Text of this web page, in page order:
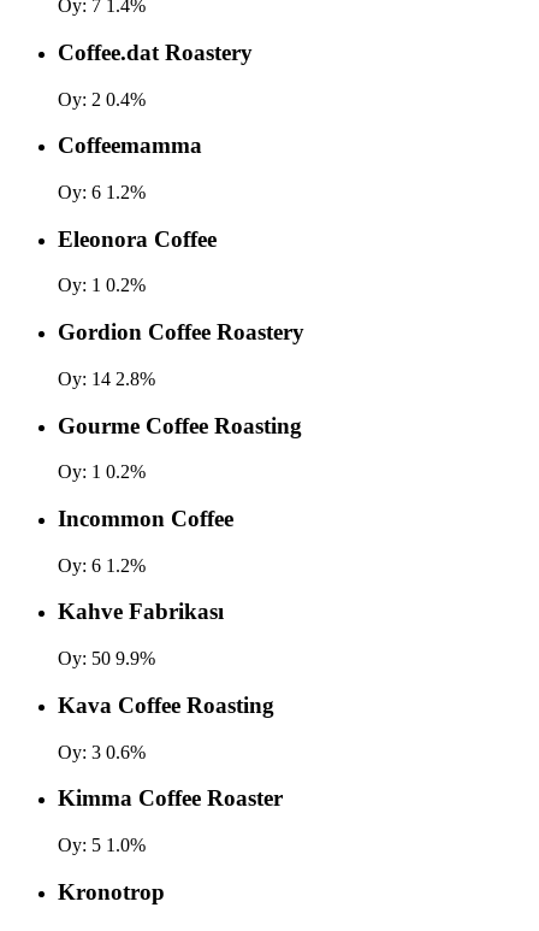
Oy: 7 1.4%
Coffee.dat Roastery
Oy: 2 0.4%
Coffeemamma
Oy: 6 1.2%
Eleonora Coffee
Oy: 1 0.2%
Gordion Coffee Roastery
Oy: 14 2.8%
Gourme Coffee Roasting
Oy: 1 0.2%
Incommon Coffee
Oy: 6 1.2%
Kahve Fabrikası
Oy: 50 9.9%
Kava Coffee Roasting
Oy: 3 0.6%
Kimma Coffee Roaster
Oy: 5 1.0%
Kronotrop